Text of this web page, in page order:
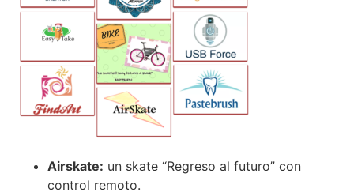
Airskate: un skate “Regreso al futuro” con
control remoto.